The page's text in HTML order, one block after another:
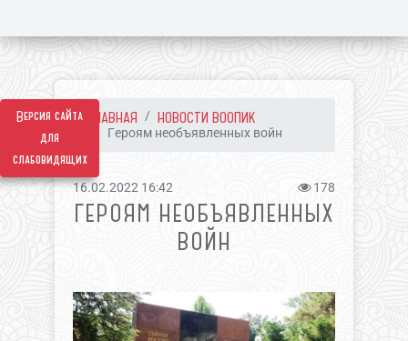
Версия сайта
для
слабовидящих
ГЛАВНАЯ НОВОСТИ ВООПИК
Героям необъявленных войн
16.02.2022 16:42 178
ГЕРОЯМ НЕОБЪЯВЛЕННЫХ
ВОЙН